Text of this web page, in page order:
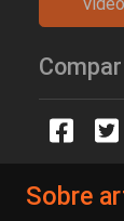
Sobre